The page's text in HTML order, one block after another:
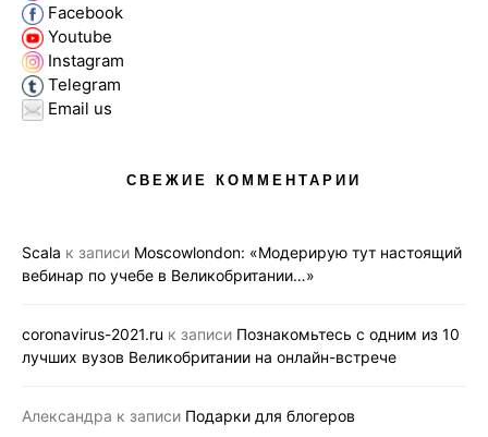
Facebook
Youtube
Instagram
Telegram
Email us
СВЕЖИЕ КОММЕНТАРИИ
Scala к записи Moscowlondon: «Модерирую тут настоящий
вебинар по учебе в Великобритании…»
coronavirus-2021.ru к записи Познакомьтесь с одним из 10
лучших вузов Великобритании на онлайн-встрече
Александра к записи Подарки для блогеров